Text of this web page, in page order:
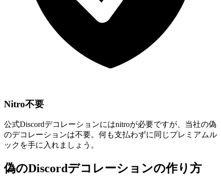
Nitro不要
公式Discordデコレーションにはnitroが必要ですが、当社の偽
のデコレーションは不要。何も支払わずに同じプレミアムル
ックを手に入れましょう。
偽のDiscordデコレーションの作り方